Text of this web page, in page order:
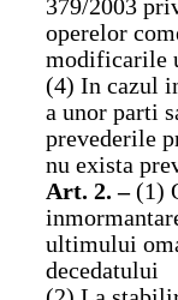
379/2003
operelor
modificarile
(4) In cazul
a unor parti
prevederile
nu exista
Art. 2. –(1)
ultimului
decedatului